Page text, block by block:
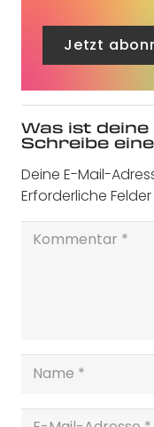
Jetzt
Was ist
Schreibe
Deine E-Mail-
Erforderliche